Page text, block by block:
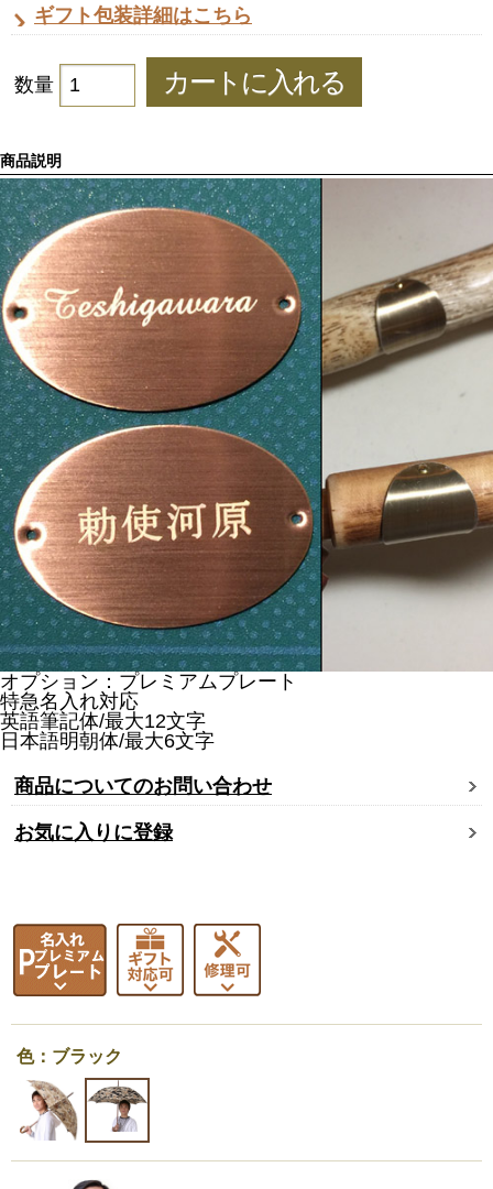
ギフト包装詳細はこちら
数量
商品説明
オプション：プレミアムプレート
特急名入れ対応
英語筆記体/最大12文字
日本語明朝体/最大6文字
商品についてのお問い合わせ
お気に入りに登録
色：ブラック